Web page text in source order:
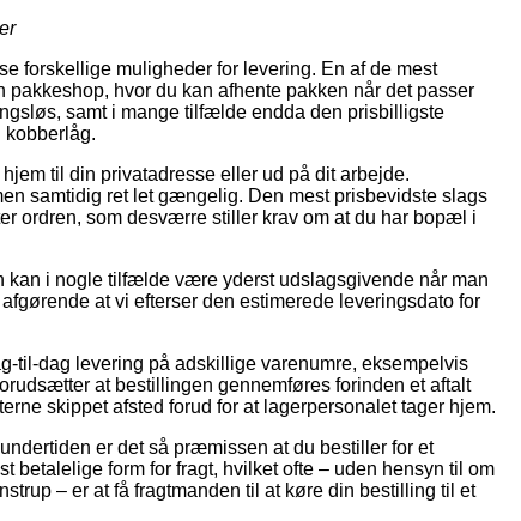
forskellige muligheder for levering. En af de mest
hvor du kan afhente pakken når det passer
samt i mange tilfælde endda den prisbilligste
kobberlåg.
til din privatadresse eller ud på dit arbejde.
samtidig ret let gængelig. Den mest prisbevidste slags
ordren, som desværre stiller krav om at du har bopæl i
kan i nogle tilfælde være yderst udslagsgivende når man
at vi efterser den estimerede leveringsdato for
til-dag levering på adskillige varenumre, eksempelvis
at bestillingen gennemføres forinden et aftalt
skippet afsted forud for at lagerpersonalet tager hjem.
er det så præmissen at du bestiller for et
betalelige form for fragt, hvilket ofte – uden hensyn til om
– er at få fragtmanden til at køre din bestilling til et